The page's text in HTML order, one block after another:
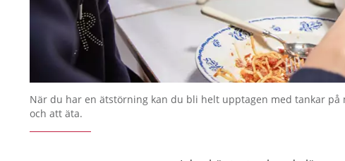
När du har en ätstörning kan du bli helt upptagen med tankar på
och att äta.